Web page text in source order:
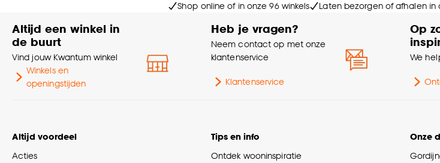
Maak een afspraak voor advies aan huis in België >
Kind veiligheid
Al onze raamdecoratie voldoet aan veiligheids- en kwaliteitseisen voor kinderen. Let er bij het
ketting minimaal 150cm boven de grond moet hangen voor optimale kind veiligheid.
Shop online of in onze 96 winkels Laten bezorgen of afhalen in
Altijd een winkel in
de buurt
Vind jouw Kwantum winkel
Winkels en
openingstijden
Heb je vragen?
Neem contact op met onze
klantenservice
Klantenservice
Op
We
Altijd voordeel
Acties
Tips en info
Ontdek wooninspiratie
Onze